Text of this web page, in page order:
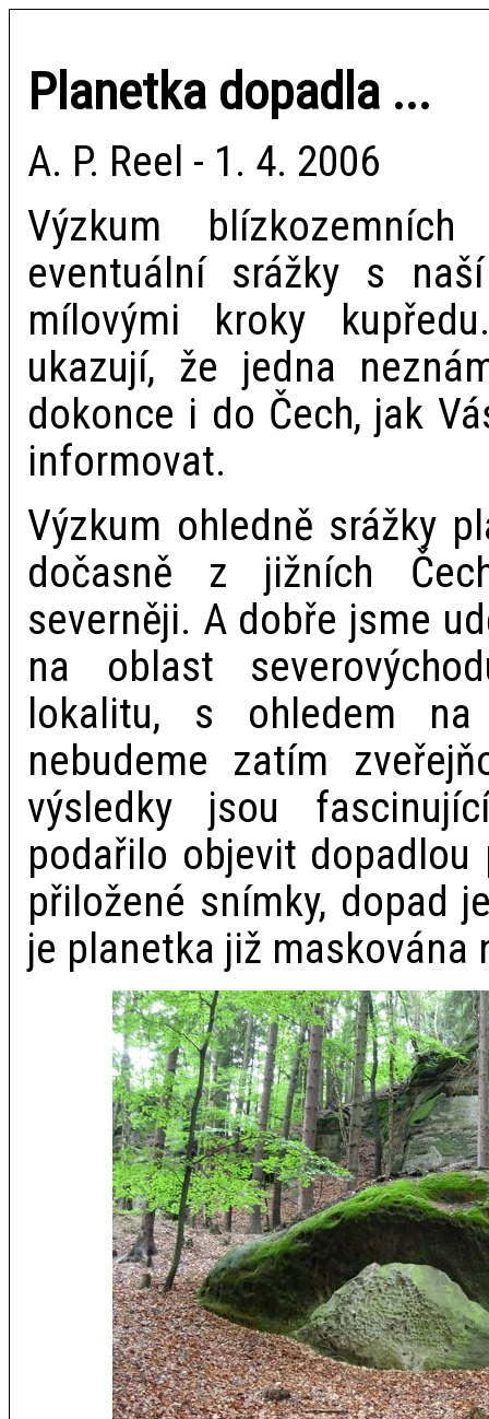
Planetka dopadla ...
A. P. Reel - 1. 4. 2006
Výzkum
eventuální srážky s
mílovými kroky
ukazují, že jedna
dokonce i do Čech, jak
informovat.
Výzkum ohledně srážky
dočasně z jižních
severněji. A dobře jsme
na oblast
lokalitu, s ohledem na
nebudeme zatím
výsledky jsou
podařilo objevit
přiložené snímky, dopad
je planetka již maskována